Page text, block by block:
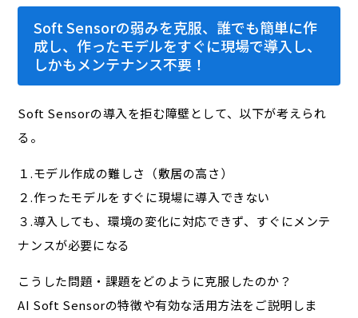
Soft Sensorの弱みを克服、誰でも簡単に作
成し、作ったモデルをすぐに現場で導入し、
しかもメンテナンス不要！
Soft Sensorの導入を拒む障壁として、以下が考えられ
る。
１.モデル作成の難しさ（敷居の高さ）
２.作ったモデルをすぐに現場に導入できない
３.導入しても、環境の変化に対応できず、すぐにメンテ
ナンスが必要になる
こうした問題・課題をどのように克服したのか？
AI Soft Sensorの特徴や有効な活用方法をご説明しま